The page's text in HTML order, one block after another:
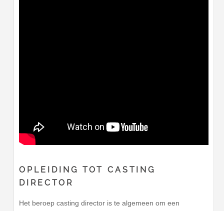
OPLEIDING TOT CASTING
DIRECTOR
Het beroep casting director is te algemeen om een